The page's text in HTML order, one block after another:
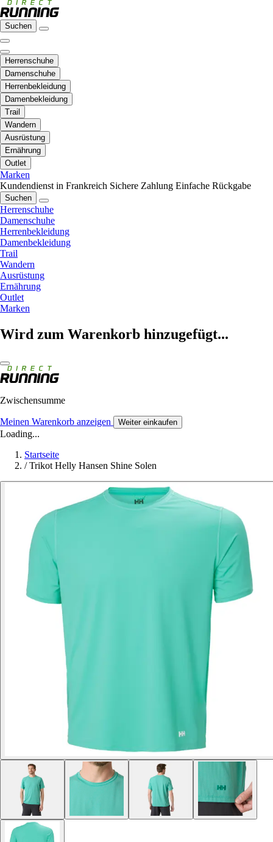
Suchen
Herrenschuhe
Damenschuhe
Herrenbekleidung
Damenbekleidung
Trail
Wandern
Ausrüstung
Ernährung
Outlet
Marken
Kundendienst in Frankreich Sichere Zahlung Einfache Rückgabe
Suchen
Herrenschuhe
Damenschuhe
Herrenbekleidung
Damenbekleidung
Trail
Wandern
Ausrüstung
Ernährung
Outlet
Marken
Wird zum Warenkorb hinzugefügt...
Zwischensumme
Meinen Warenkorb anzeigen Weiter einkaufen
Loading...
Startseite
/ Trikot Helly Hansen Shine Solen